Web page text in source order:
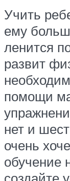
Учить
ему
ленится
развит
помощи
нет и
очень
обучение